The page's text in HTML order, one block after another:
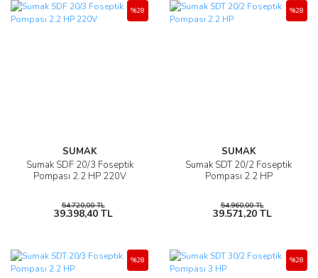
SUMAK
Sumak SDF 20/3 Foseptik
Pompası 2.2 HP 220V
%28
54.720,00 TL
39.398,40 TL
SUMAK
Sumak SDT 20/2 Foseptik
Pompası 2.2 HP
%28
54.960,00 TL
39.571,20 TL
%28 %28